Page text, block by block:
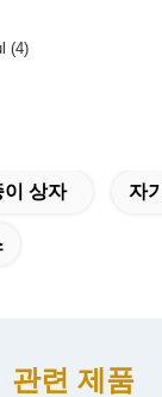
(4)
이 상자 자
관련 제품